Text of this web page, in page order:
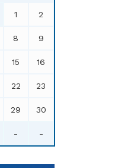
1 2
8 9
15 16
22 23
29 30
- -